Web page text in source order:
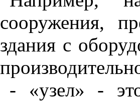
сооружения,
здания с
- «узел» -